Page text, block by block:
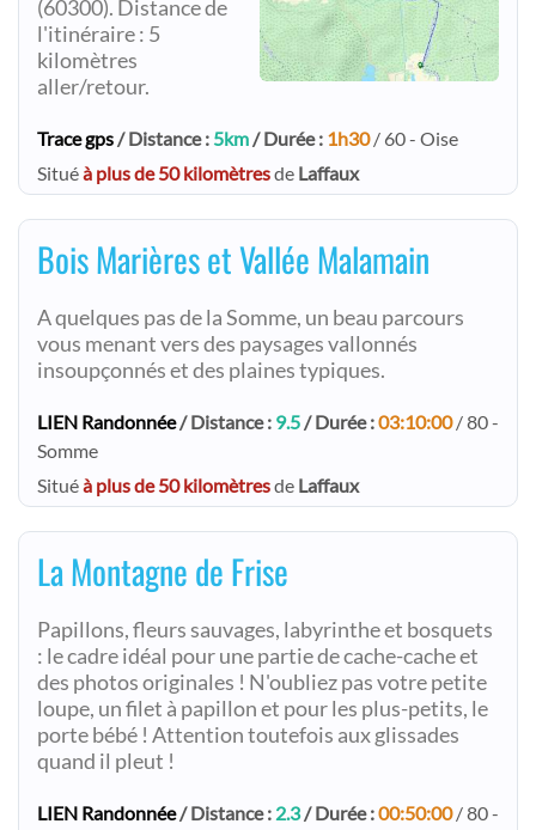
(60300). Distance de
l'itinéraire : 5
kilomètres
aller/retour.
Trace gps/ Distance : 5km/ Durée : 1h30/ 60 - Oise
Situéà plus de 50 kilomètresde Laffaux
Bois Marières et Vallée Malamain
A quelques pas de la Somme, un beau parcours
vous menant vers des paysages vallonnés
insoupçonnés et des plaines typiques.
LIEN Randonnée/ Distance : 9.5/ Durée :03:10:00/ 80 -
Somme
Situéà plus de 50 kilomètresde Laffaux
La Montagne de Frise
Papillons, fleurs sauvages, labyrinthe et bosquets
: le cadre idéal pour une partie de cache-cache et
des photos originales ! N'oubliez pas votre petite
loupe, un filet à papillon et pour les plus-petits, le
porte bébé ! Attention toutefois aux glissades
quand il pleut !
LIEN Randonnée/ Distance : 2.3/ Durée :00:50:00/ 80 -